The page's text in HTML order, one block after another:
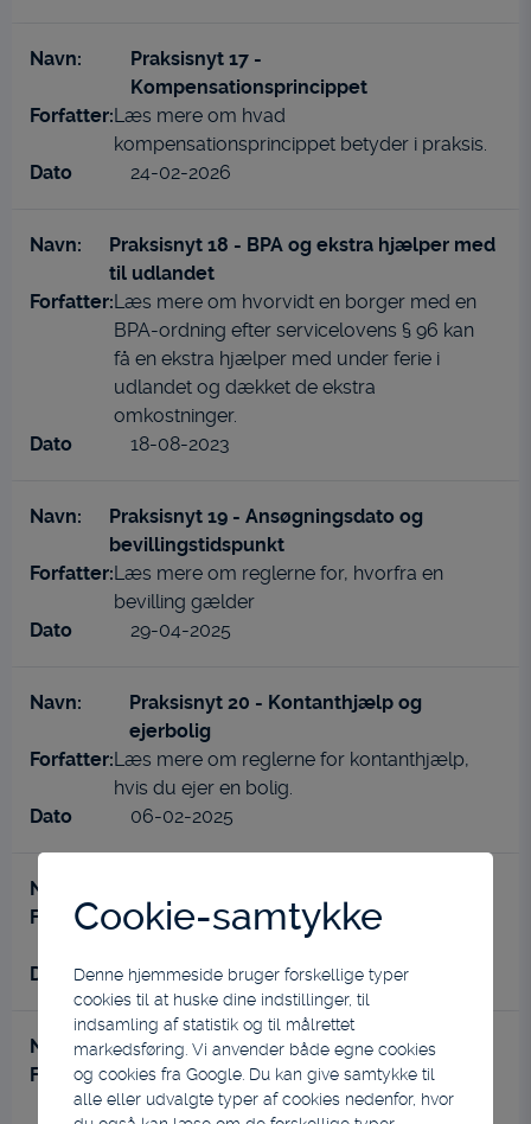
Praksisnyt 17 -
Kompensationsprincippet
Læs mere om hvad
kompensationsprincippet betyder i praksis.
24-02-2026
Praksisnyt 18 - BPA og ekstra hjælper med
til udlandet
Læs mere om hvorvidt en borger med en
BPA-ordning efter servicelovens § 96 kan
få en ekstra hjælper med under ferie i
udlandet og dækket de ekstra
omkostninger.
18-08-2023
Praksisnyt 19 - Ansøgningsdato og
bevillingstidspunkt
Læs mere om reglerne for, hvorfra en
bevilling gælder
29-04-2025
Praksisnyt 20 - Kontanthjælp og
ejerbolig
Læs mere om reglerne for kontanthjælp,
hvis du ejer en bolig.
06-02-2025
Læs mere om hvornår kommunen har
pligt til at yde vejledning.
29-04-2025
Praksisnyt 22 - Venteliste til botilbud
Læs mere om hvorvidt kommunen må
placere en borger med behov for et
Cookie-samtykke
Denne hjemmeside bruger forskellige typer
cookies til at huske dine indstillinger, til
indsamling af statistik og til målrettet
markedsføring. Vi anvender både egne cookies
og cookies fra Google. Du kan give samtykke til
alle eller udvalgte typer af cookies nedenfor, hvor